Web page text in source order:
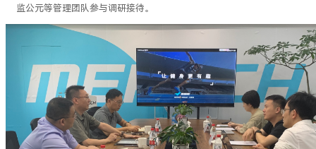
监公元等管理团队参与调研接待。